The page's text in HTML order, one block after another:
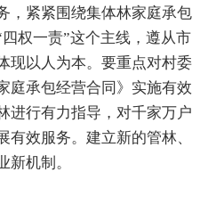
，紧紧围绕集体林家庭承包
权一责”这个主线，遵从市
现以人为本。要重点对村委
庭承包经营合同》实施有效
进行有力指导，对千家万户
效服务。建立新的管林、
新机制。